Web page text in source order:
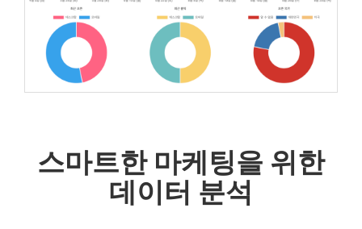
스마트한 마케팅을 위한
데이터 분석